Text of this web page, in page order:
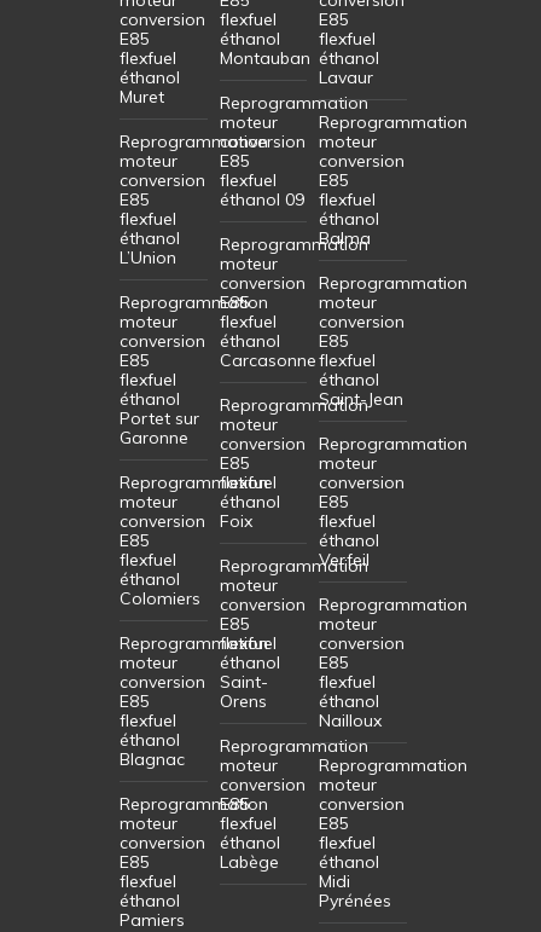
conversion
E85
flexfuel
éthanol
Muret
Reprogrammation
moteur
conversion
E85
flexfuel
éthanol
L’Union
Reprogrammation
moteur
conversion
E85
flexfuel
éthanol
Portet sur
Garonne
Reprogrammation
moteur
conversion
E85
flexfuel
éthanol
Colomiers
Reprogrammation
moteur
conversion
E85
flexfuel
éthanol
Blagnac
Reprogrammation
moteur
conversion
E85
flexfuel
éthanol
Pamiers
flexfuel
éthanol
Montauban
Reprogrammation
moteur
conversion
E85
flexfuel
éthanol 09
Reprogrammation
moteur
conversion
E85
flexfuel
éthanol
Carcasonne
Reprogrammation
moteur
conversion
E85
flexfuel
éthanol
Foix
Reprogrammation
moteur
conversion
E85
flexfuel
éthanol
Saint-
Orens
Reprogrammation
moteur
conversion
E85
flexfuel
éthanol
Labège
E85
flexfuel
éthanol
Lavaur
Reprogrammation
moteur
conversion
E85
flexfuel
éthanol
Balma
Reprogrammation
moteur
conversion
E85
flexfuel
éthanol
Saint-Jean
Reprogrammation
moteur
conversion
E85
flexfuel
éthanol
Verfeil
Reprogrammation
moteur
conversion
E85
flexfuel
éthanol
Nailloux
Reprogrammation
moteur
conversion
E85
flexfuel
éthanol
Midi
Pyrénées